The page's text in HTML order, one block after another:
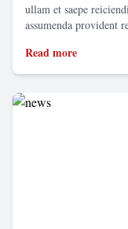
ullam et saepe
assumenda provident
Read more